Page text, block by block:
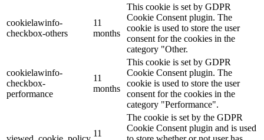
cookielawinfo-
checkbox-others
11
months
This cookie is set by GDPR
Cookie Consent plugin. The
cookie is used to store the user
consent for the cookies in the
category "Other.
cookielawinfo-
checkbox-
performance
11
months
This cookie is set by GDPR
Cookie Consent plugin. The
cookie is used to store the user
consent for the cookies in the
category "Performance".
11
The cookie is set by the GDPR
Cookie Consent plugin and is used